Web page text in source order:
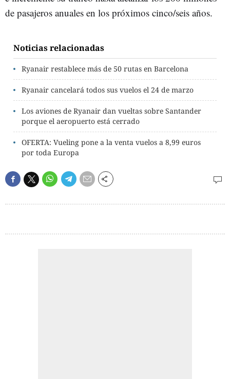
de pasajeros anuales en los próximos cinco/seis años.
Noticias relacionadas
Ryanair restablece más de 50 rutas en Barcelona
Ryanair cancelará todos sus vuelos el 24 de marzo
Los aviones de Ryanair dan vueltas sobre Santander
porque el aeropuerto está cerrado
OFERTA: Vueling pone a la venta vuelos a 8,99 euros
por toda Europa